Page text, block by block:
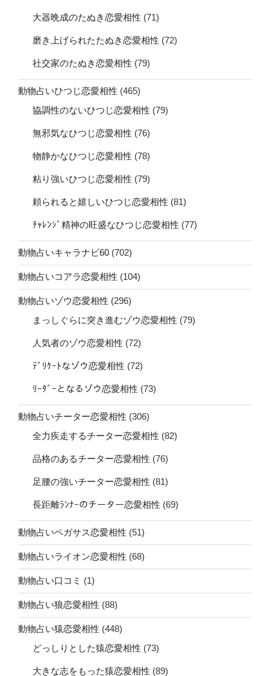
大器晩成のたぬき恋愛相性 (71)
磨き上げられたたぬき恋愛相性 (72)
社交家のたぬき恋愛相性 (79)
動物占いひつじ恋愛相性 (465)
協調性のないひつじ恋愛相性 (79)
無邪気なひつじ恋愛相性 (76)
物静かなひつじ恋愛相性 (78)
粘り強いひつじ恋愛相性 (79)
頼られると嬉しいひつじ恋愛相性 (81)
ﾁｬﾚﾝｼﾞ精神の旺盛なひつじ恋愛相性 (77)
動物占いキャラナビ60 (702)
動物占いコアラ恋愛相性 (104)
動物占いゾウ恋愛相性 (296)
まっしぐらに突き進むゾウ恋愛相性 (79)
人気者のゾウ恋愛相性 (72)
ﾃﾞﾘｹｰﾄなゾウ恋愛相性 (72)
ﾘｰﾀﾞｰとなるゾウ恋愛相性 (73)
動物占いチーター恋愛相性 (306)
全力疾走するチーター恋愛相性 (82)
品格のあるチーター恋愛相性 (76)
足腰の強いチーター恋愛相性 (81)
長距離ﾗﾝﾅｰのチーター恋愛相性 (69)
動物占いペガサス恋愛相性 (51)
動物占いライオン恋愛相性 (68)
動物占い口コミ (1)
動物占い狼恋愛相性 (88)
動物占い猿恋愛相性 (448)
どっしりとした猿恋愛相性 (73)
大きな志をもった猿恋愛相性 (89)